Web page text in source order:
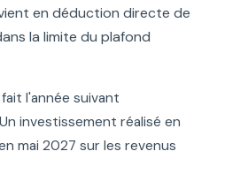
en déduction directe de
la limite du plafond
l'année suivant
investissement réalisé en
mai 2027 sur les revenus